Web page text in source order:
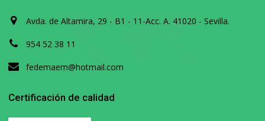
Avda. de Altamira, 29 - B1 - 11-Acc. A. 41020 - Sevilla.
954 52 38 11
fedemaem@hotmail.com
Certificación de calidad